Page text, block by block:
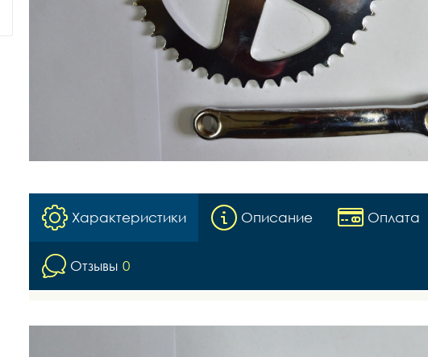
Характеристики Описание Оплата
Отзывы 0